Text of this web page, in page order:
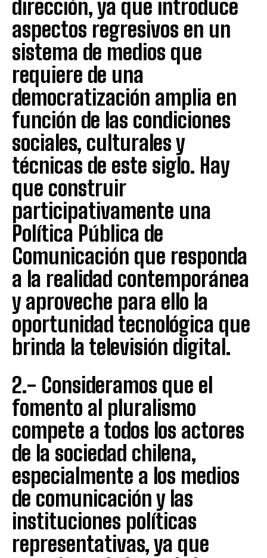
dirección, ya que introduce
aspectos regresivos en un
sistema de medios que
requiere de una
democratización amplia en
función de las condiciones
sociales, culturales y
técnicas de este siglo. Hay
que construir
participativamente una
Política Pública de
Comunicación que responda
a la realidad contemporánea
y aproveche para ello la
oportunidad tecnológica que
brinda la televisión digital.
2.- Consideramos que el
fomento al pluralismo
compete a todos los actores
de la sociedad chilena,
especialmente a los medios
de comunicación y las
instituciones políticas
representativas, ya que